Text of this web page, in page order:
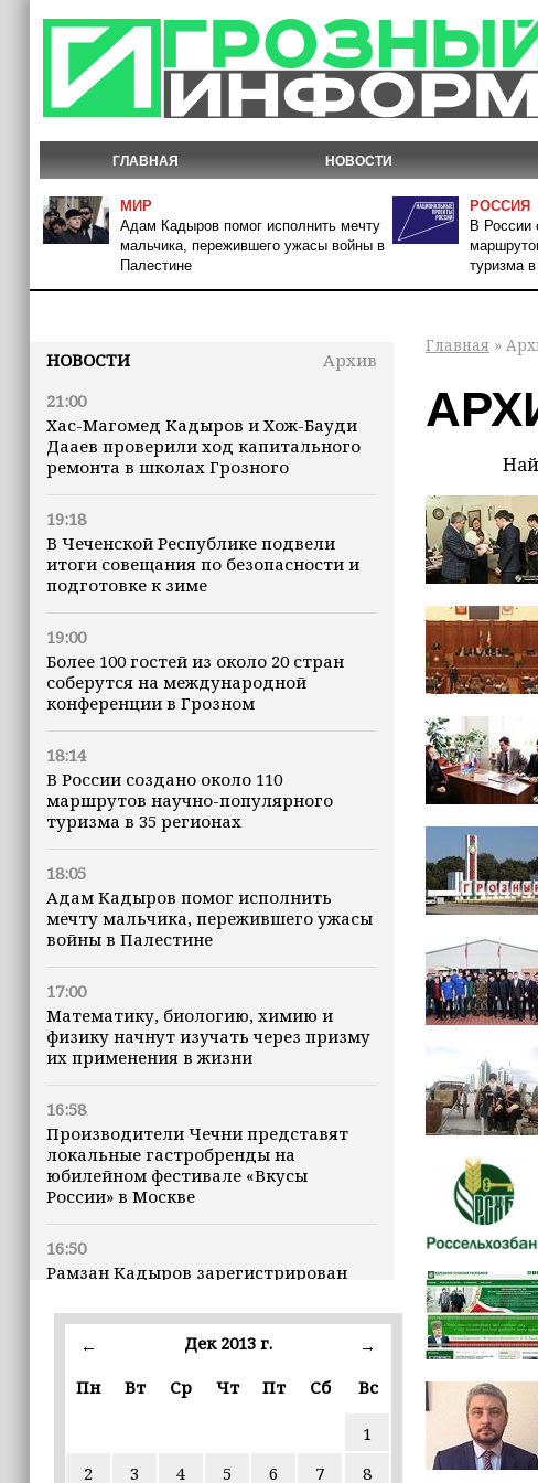
ГЛАВНАЯ НОВОСТИ
МИР
Адам Кадыров помог исполнить мечту
мальчика, пережившего ужасы войны в
Палестине
РОССИЯ
В России
туризма
НОВОСТИ
Архив
21:00
Хас-Магомед Кадыров и Хож-Бауди
Дааев проверили ход капитального
ремонта в школах Грозного
19:18
В Чеченской Республике подвели
итоги совещания по безопасности и
подготовке к зиме
19:00
Более 100 гостей из около 20 стран
соберутся на международной
конференции в Грозном
18:14
В России создано около 110
маршрутов научно-популярного
туризма в 35 регионах
18:05
Адам Кадыров помог исполнить
мечту мальчика, пережившего ужасы
войны в Палестине
17:00
Математику, биологию, химию и
физику начнут изучать через призму
их применения в жизни
16:58
Производители Чечни представят
локальные гастробренды на
юбилейном фестивале «Вкусы
России» в Москве
16:50
Рамзан Кадыров зарегистрирован
16:47
землетрясения, рассказала
16:12
← Дек 2013 г.
→
Пн
Вт Ср Чт Пт Сб Вс
1
2
3 4 5 6 7 8
Главная »